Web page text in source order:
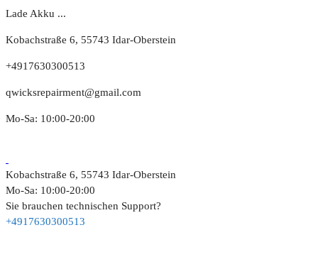
Lade Akku ...
Kobachstraße 6, 55743 Idar-Oberstein
+4917630300513
qwicksrepairment@gmail.com
Mo-Sa: 10:00-20:00
Kobachstraße 6, 55743 Idar-Oberstein
Mo-Sa: 10:00-20:00
Sie brauchen technischen Support?
+4917630300513